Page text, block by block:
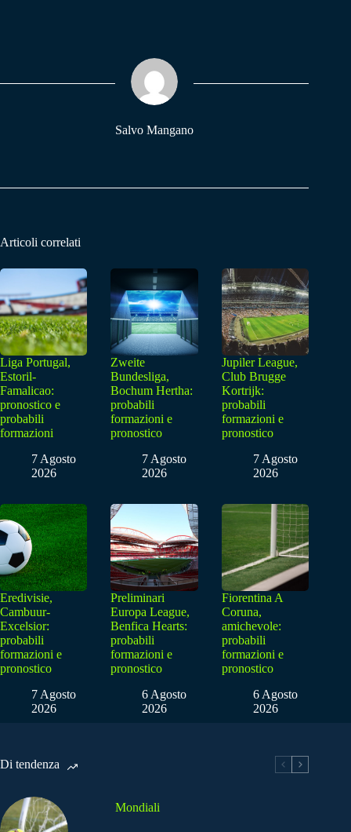
pp m
Salvo Mangano
Articoli correlati
Liga Portugal,
Estoril-
Famalicao:
pronostico e
probabili
formazioni
7 Agosto
2026
Zweite
Bundesliga,
Bochum Hertha:
probabili
formazioni e
pronostico
7 Agosto
2026
Jupiler League,
Club Brugge
Kortrijk:
probabili
formazioni e
pronostico
7 Agosto
2026
Eredivisie,
Cambuur-
Excelsior:
probabili
formazioni e
pronostico
7 Agosto
2026
Preliminari
Europa League,
Benfica Hearts:
probabili
formazioni e
pronostico
6 Agosto
2026
Fiorentina A
Coruna,
amichevole:
probabili
formazioni e
pronostico
6 Agosto
2026
Di tendenza
Mondiali